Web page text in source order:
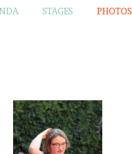
STAGES PHOTOS